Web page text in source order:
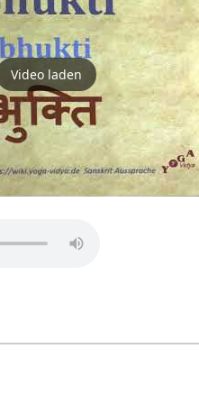
Video laden